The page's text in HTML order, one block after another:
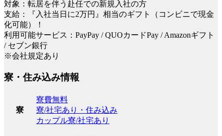
対象：転居を伴う赴任での新規入社の方
支給：『入社当日に2万円』相当のギフト（コンビニで現金
化可能）！
利用可能サービス：PayPay / QUOカードPay / Amazonギフト
/ セブン銀行
※会社規定あり
寮・住み込み情報
寮
寮費無料
寮/社宅あり・住み込み
カップル寮/社宅あり